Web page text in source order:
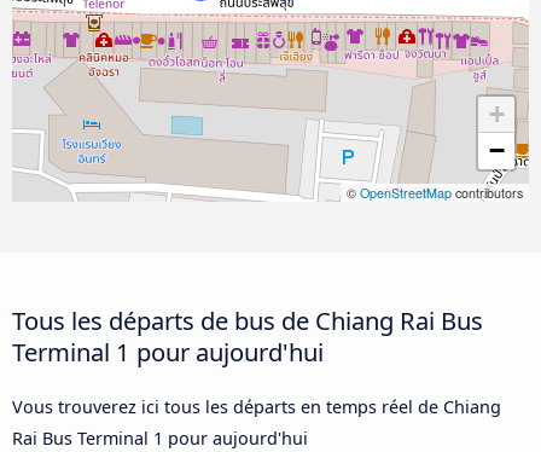
+
−
© OpenStreetMap contributors
Tous les départs de bus de Chiang Rai Bus
Terminal 1 pour aujourd'hui
Vous trouverez ici tous les départs en temps réel de Chiang
Rai Bus Terminal 1 pour aujourd'hui